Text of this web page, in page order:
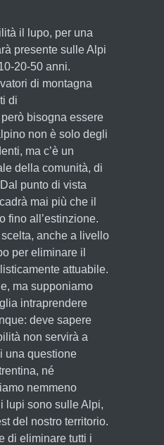
il lupo, per una
presente sulle Alpi
20-50 anni.
di montagna
di
bisogna essere
non è solo degli
ma c’è un
della comunità, di
punto di vista
mai più che il
fino all’estinzione.
anche a livello
per eliminare il
attuabile.
ma supponiamo
intraprendere
deve sapere
non servirà a
una questione
né
nemmeno
lupi sono sulle Alpi,
del nostro territorio.
di eliminare tutti i